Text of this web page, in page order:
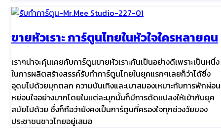
ขายหัวเราะ การ์ตูนไทยในหัวใจใครหลายคน
เราๆน่าจะคุ้นเคยกับการ์ตูนขายหัวเราะกันเป็นอย่างดีเพราะเป็นหนึ่ง
ในการผลิตสร้างสรรค์รับทำการ์ตูนไทยในยุคแรกๆเลยก็ว่าได้ซึ่ง
อุดมไปด้วยมุกตลก ความบันเทิงและเบาสมองเหมาะกับการพักผ่อน
หย่อนใจอย่างมากโดยในแต่ละมุกนั้นก็มีการดัดแปลงให้เข้ากับยุค
สมัยไปด้วย ซึ่งก็ถือว่ายังคงเป็นการ์ตูนที่ครองใจทุกช่วงวัยของ
ประชาชนชาวไทยอยู่เสมอ